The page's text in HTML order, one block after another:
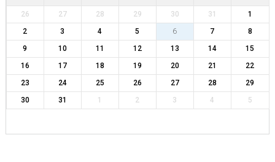
26 27 28 29 30 31
1
2
3 4 5 6 7
8
9
10 11 12 13 14
15
16
17 18 19 20 21
22
23
24 25 26 27 28
29
30
31 1 2 3 4 5